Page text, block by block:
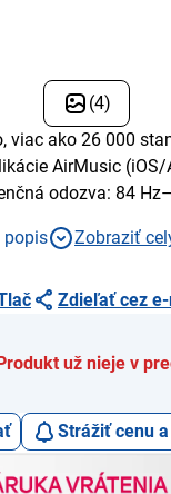
(4)
viac ako 26 000
AirMusic
odozva: 84
popis
Zobraziť
Zdieľať cez
už nieje v
Strážiť cenu